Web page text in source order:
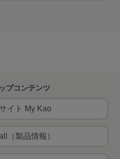
プコンテンツ
イト My Kao
（製品情報）